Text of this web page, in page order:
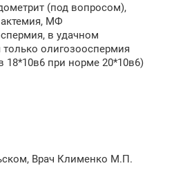
(под вопросом),
МФ
в удачном
олигозооспермия
18*10в6 при норме 20*10в6)
Врач Клименко М.П.